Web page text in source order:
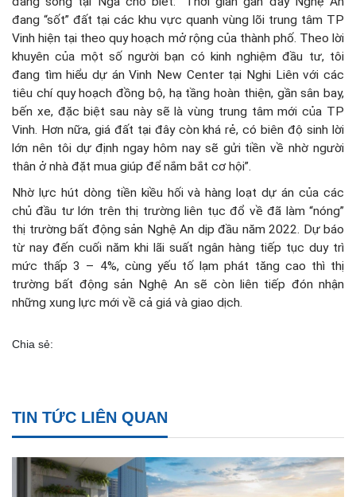
đang “sốt” đất tại các khu vực quanh vùng lõi trung tâm TP
Vinh hiện tại theo quy hoạch mở rộng của thành phố. Theo lời
khuyên của một số người bạn có kinh nghiệm đầu tư, tôi
đang tìm hiểu dự án Vinh New Center tại Nghi Liên với các
tiêu chí quy hoạch đồng bộ, hạ tầng hoàn thiện, gần sân bay,
bến xe, đặc biệt sau này sẽ là vùng trung tâm mới của TP
Vinh. Hơn nữa, giá đất tại đây còn khá rẻ, có biên độ sinh lời
lớn nên tôi dự định ngay hôm nay sẽ gửi tiền về nhờ người
thân ở nhà đặt mua giúp để nắm bắt cơ hội”.
Nhờ lực hút dòng tiền kiều hối và hàng loạt dự án của các
chủ đầu tư lớn trên thị trường liên tục đổ về đã làm “nóng”
thị trường bất động sản Nghệ An dịp đầu năm 2022. Dự báo
từ nay đến cuối năm khi lãi suất ngân hàng tiếp tục duy trì
mức thấp 3 – 4%, cùng yếu tố lạm phát tăng cao thì thị
trường bất động sản Nghệ An sẽ còn liên tiếp đón nhận
những xung lực mới về cả giá và giao dịch.
Chia sẻ:
TIN TỨC LIÊN QUAN